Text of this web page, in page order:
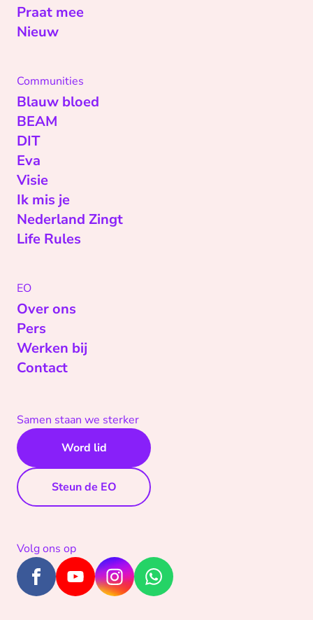
Praat mee
Nieuw
Communities
Blauw bloed
BEAM
DIT
Eva
Visie
Ik mis je
Nederland Zingt
Life Rules
EO
Over ons
Pers
Werken bij
Contact
Samen staan we sterker
Word lid
Steun de EO
Volg ons op